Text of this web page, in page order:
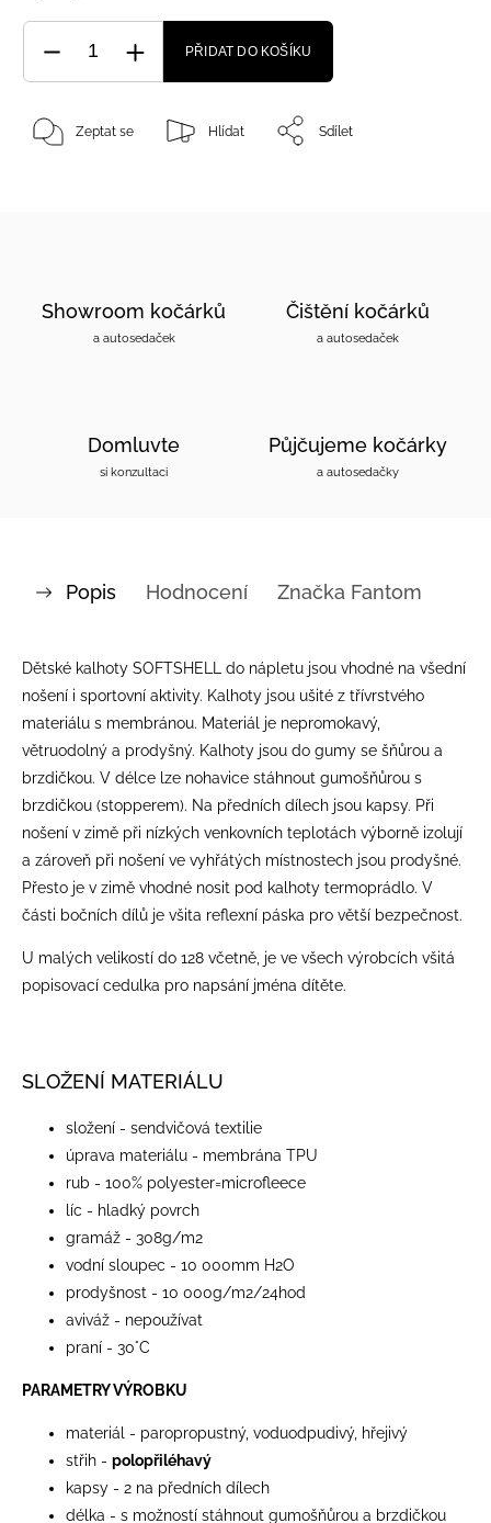
PŘIDAT DO KOŠÍKU
Zeptat se Hlídat Sdílet
Showroom kočárků
a autosedaček
Čištění kočárků
a autosedaček
Domluvte
si konzultaci
Půjčujeme kočárky
a autosedačky
Popis Hodnocení Značka Fantom
Dětské kalhoty SOFTSHELL do nápletu jsou vhodné na všední
nošení i sportovní aktivity. Kalhoty jsou ušité z třívrstvého
materiálu s membránou. Materiál je nepromokavý,
větruodolný a prodyšný. Kalhoty jsou do gumy se šňůrou a
brzdičkou. V délce lze nohavice stáhnout gumošňůrou s
brzdičkou (stopperem). Na předních dílech jsou kapsy. Při
nošení v zimě při nízkých venkovních teplotách výborně izolují
a zároveň při nošení ve vyhřátých místnostech jsou prodyšné.
Přesto je v zimě vhodné nosit pod kalhoty termoprádlo. V
části bočních dílů je všita reflexní páska pro větší bezpečnost.
U malých velikostí do 128 včetně, je ve všech výrobcích všitá
popisovací cedulka pro napsání jména dítěte.
SLOŽENÍ MATERIÁLU
složení - sendvičová textilie
úprava materiálu - membrána TPU
rub - 100% polyester=microfleece
líc - hladký povrch
gramáž - 308g/m2
vodní sloupec - 10 000mm H2O
prodyšnost - 10 000g/m2/24hod
aviváž - nepoužívat
praní - 30°C
PARAMETRY VÝROBKU
materiál - paropropustný, voduodpudivý, hřejivý
střih - polopřiléhavý
kapsy - 2 na předních dílech
délka - s možností stáhnout gumošňůrou a brzdičkou